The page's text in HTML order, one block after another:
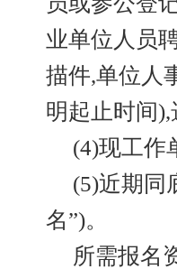
业单位人员
描件,单位人
明起止时间
(4)现工作
(5)近期同
名”)。
所需报名